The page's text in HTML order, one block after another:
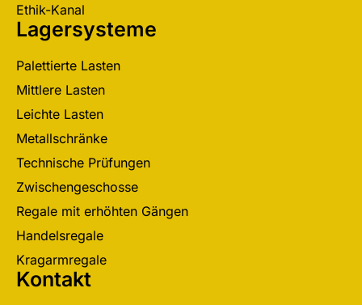
Ethik-Kanal
Lagersysteme
Palettierte Lasten
Mittlere Lasten
Leichte Lasten
Metallschränke
Technische Prüfungen
Zwischengeschosse
Regale mit erhöhten Gängen
Handelsregale
Kragarmregale
Kontakt